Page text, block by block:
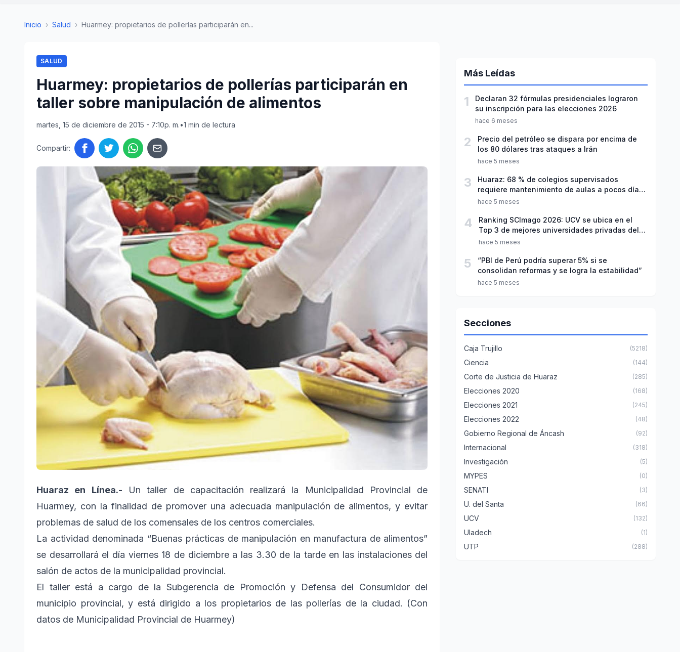
Inicio › Salud › Huarmey: propietarios de pollerías participarán en...
SALUD
Huarmey: propietarios de pollerías participarán en
taller sobre manipulación de alimentos
martes, 15 de diciembre de 2015 - 7:10p. m.•1 min de lectura
Compartir:
Huaraz en Línea.- Un taller de capacitación realizará la Municipalidad Provincial de
Huarmey, con la finalidad de promover una adecuada manipulación de alimentos, y evitar
problemas de salud de los comensales de los centros comerciales.
La actividad denominada “Buenas prácticas de manipulación en manufactura de alimentos”
se desarrollará el día viernes 18 de diciembre a las 3.30 de la tarde en las instalaciones del
salón de actos de la municipalidad provincial.
El taller está a cargo de la Subgerencia de Promoción y Defensa del Consumidor del
municipio provincial, y está dirigido a los propietarios de las pollerías de la ciudad. (Con
datos de Municipalidad Provincial de Huarmey)
Más Leídas
1
Declaran 32 fórmulas presidenciales lograron
su inscripción para las elecciones 2026
hace 6 meses
2
Precio del petróleo se dispara por encima de
los 80 dólares tras ataques a Irán
hace 5 meses
3
Huaraz: 68 % de colegios supervisados
requiere mantenimiento de aulas a pocos días
de inicio del año escolar 2026
hace 5 meses
4
Ranking SCImago 2026: UCV se ubica en el
Top 3 de mejores universidades privadas del
Perú
hace 5 meses
5
“PBI de Perú podría superar 5% si se
consolidan reformas y se logra la estabilidad”
hace 5 meses
Secciones
Caja Trujillo (5218)
Ciencia (144)
Corte de Justicia de Huaraz (285)
Elecciones 2020 (168)
Elecciones 2021 (245)
Elecciones 2022 (48)
Gobierno Regional de Áncash (92)
Internacional (318)
Investigación (5)
MYPES (0)
SENATI (3)
U. del Santa (66)
UCV (132)
Uladech (1)
UTP (288)